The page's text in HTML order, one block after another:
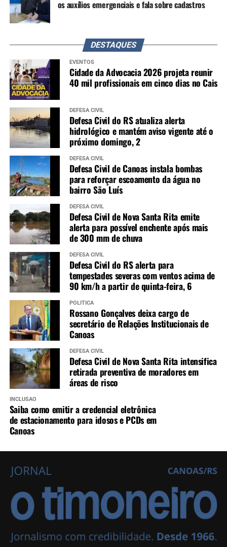
os auxílios emergenciais e fala sobre cadastros
DESTAQUES
EVENTOS
Cidade da Advocacia 2026 projeta reunir
40 mil profissionais em cinco dias no Cais
DEFESA CIVIL
Defesa Civil do RS atualiza alerta
hidrológico e mantém aviso vigente até o
próximo domingo, 2
DEFESA CIVIL
Defesa Civil de Canoas instala bombas
para reforçar escoamento da água no
bairro São Luís
DEFESA CIVIL
Defesa Civil de Nova Santa Rita emite
alerta para possível enchente após mais
de 300 mm de chuva
DEFESA CIVIL
Defesa Civil do RS alerta para
tempestades severas com ventos acima de
90 km/h a partir de quinta-feira, 6
POLÍTICA
Rossano Gonçalves deixa cargo de
secretário de Relações Institucionais de
Canoas
DEFESA CIVIL
Defesa Civil de Nova Santa Rita intensifica
retirada preventiva de moradores em
áreas de risco
INCLUSÃO
Saiba como emitir a credencial eletrônica
de estacionamento para idosos e PCDs em
Canoas